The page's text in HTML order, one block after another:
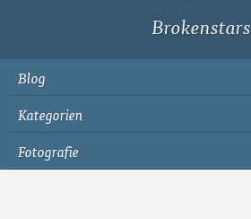
Brokenstars
Blog
Kategorien
Fotografie